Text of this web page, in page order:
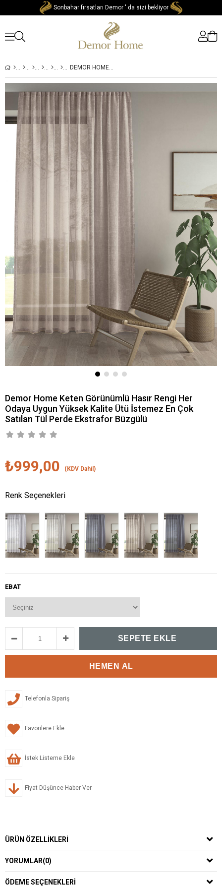
Sonbahar fırsatları Demor ' da sizi bekliyor
DEMOR HOME KETEN GÖRÜNÜMLÜ HASIR RENGI HER ODAYA UYGUN YÜKSEK KALITE ÜTÜ İSTEMEZ EN ÇOK SATILAN TÜL PERDE EKSTRAFOR BÜZGÜLÜ
Demor Home Keten Görünümlü Hasır Rengi Her
Odaya Uygun Yüksek Kalite Ütü İstemez En Çok
Satılan Tül Perde Ekstrafor Büzgülü
₺999,00 (KDV Dahil)
Renk Seçenekleri
EBAT
Telefonla Sipariş
Favorilere Ekle
İstek Listeme Ekle
Fiyat Düşünce Haber Ver
ÜRÜN ÖZELLIKLERI
YORUMLAR(0)
ÖDEME SEÇENEKLERI